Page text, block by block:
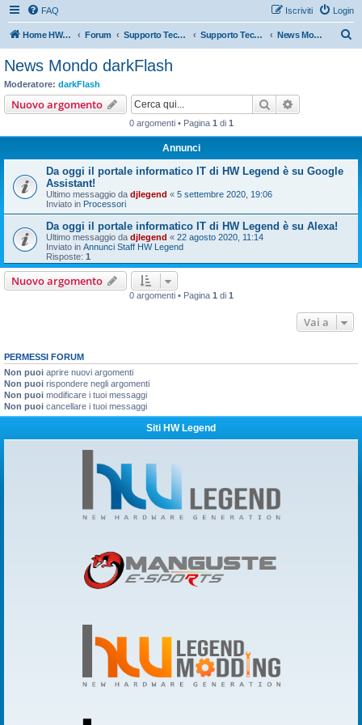
FAQ Login
Iscriviti
Home HW Legend Forum Supporto Tecnico Ufficiale Aziende Supporto Tecnico Ufficiale darkFlash News Mondo darkFlash
News Mondo darkFlash
Moderatore: darkFlash
Nuovo argomento Cerca
0 argomenti • Pagina 1 di 1
Annunci
Da oggi il portale informatico IT di HW Legend è su Google
Assistant!
Ultimo messaggio da djlegend « 5 settembre 2020, 19:06
Inviato in Processori
Da oggi il portale informatico IT di HW Legend è su Alexa!
Ultimo messaggio da djlegend « 22 agosto 2020, 11:14
Inviato in Annunci Staff HW Legend
Risposte: 1
Nuovo argomento
0 argomenti • Pagina 1 di 1
Vai a
PERMESSI FORUM
Non puoi aprire nuovi argomenti
Non puoi rispondere negli argomenti
Non puoi modificare i tuoi messaggi
Non puoi cancellare i tuoi messaggi
Siti HW Legend